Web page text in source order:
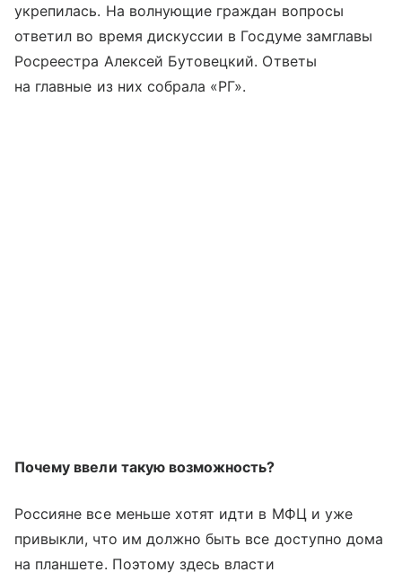
укрепилась. На волнующие граждан вопросы
ответил во время дискуссии в Госдуме замглавы
Росреестра Алексей Бутовецкий. Ответы
на главные из них собрала «РГ».
Почему ввели такую возможность?
Россияне все меньше хотят идти в МФЦ и уже
привыкли, что им должно быть все доступно дома
на планшете. Поэтому здесь власти